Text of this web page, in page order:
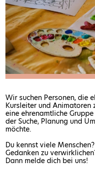
Wir suchen Personen, die
Kursleiter und Animatoren
eine ehrenamtliche
der Suche, Planung und
möchte.
Du kennst viele
Gedanken zu
Dann melde dich bei uns!